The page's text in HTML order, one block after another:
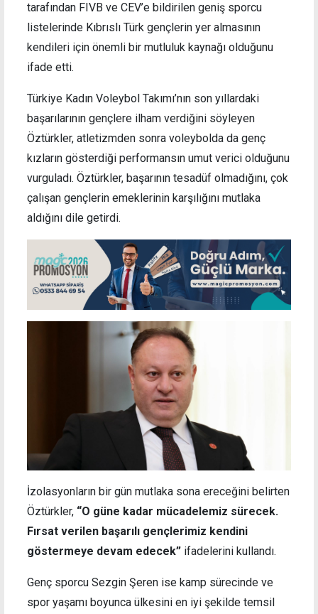
tarafından FIVB ve CEV’e bildirilen geniş sporcu
listelerinde Kıbrıslı Türk gençlerin yer almasının
kendileri için önemli bir mutluluk kaynağı olduğunu
ifade etti.
Türkiye Kadın Voleybol Takımı’nın son yıllardaki
başarılarının gençlere ilham verdiğini söyleyen
Öztürkler, atletizmden sonra voleybolda da genç
kızların gösterdiği performansın umut verici olduğunu
vurguladı. Öztürkler, başarının tesadüf olmadığını, çok
çalışan gençlerin emeklerinin karşılığını mutlaka
aldığını dile getirdi.
İzolasyonların bir gün mutlaka sona ereceğini belirten
Öztürkler, “O güne kadar mücadelemiz sürecek.
Fırsat verilen başarılı gençlerimiz kendini
göstermeye devam edecek” ifadelerini kullandı.
Genç sporcu Sezgin Şeren ise kamp sürecinde ve
spor yaşamı boyunca ülkesini en iyi şekilde temsil